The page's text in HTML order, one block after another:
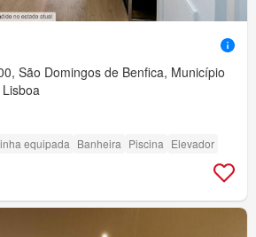
São Domingos de Benfica, Município
equipada Banheira Piscina Elevador